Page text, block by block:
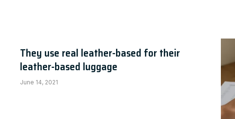
They use real leather-based for their
leather-based luggage
June 14, 2021